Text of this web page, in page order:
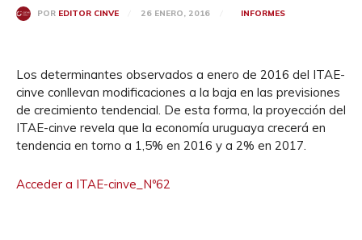
POR EDITOR CINVE 26 ENERO, 2016 INFORMES
Los determinantes observados a enero de 2016 del ITAE-
cinve conllevan modificaciones a la baja en las previsiones
de crecimiento tendencial. De esta forma, la proyección del
ITAE-cinve revela que la economía uruguaya crecerá en
tendencia en torno a 1,5% en 2016 y a 2% en 2017.
Acceder a ITAE-cinve_Nº62